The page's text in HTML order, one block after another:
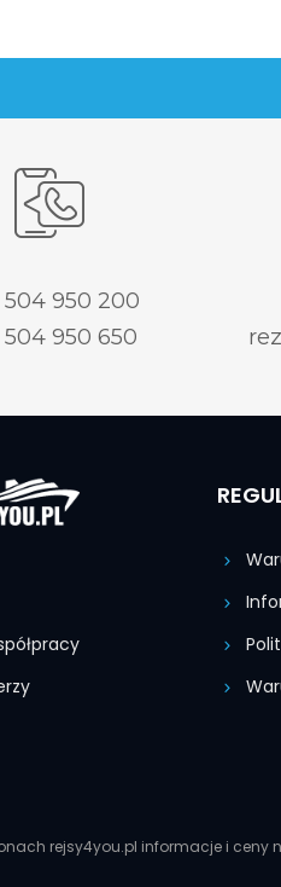
504 950 200
504 950 650
rejsy4you.pl informacje i ceny